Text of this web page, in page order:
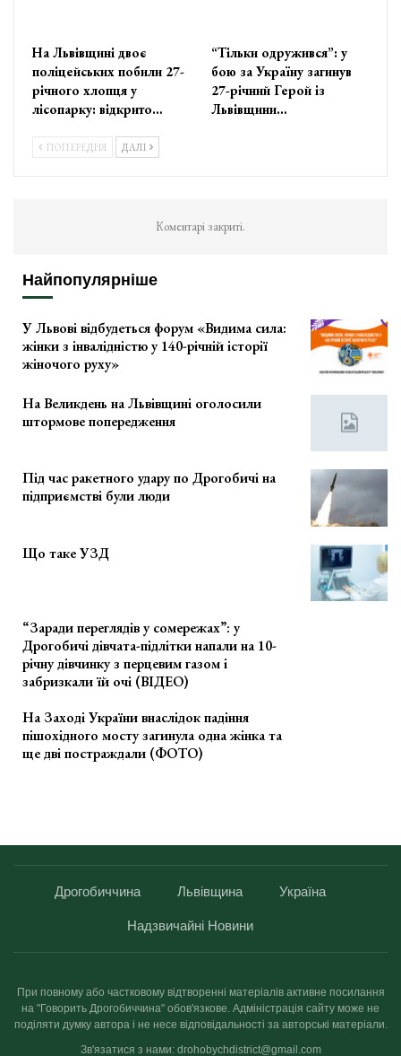
На Львівщині двоє
поліцейських побили 27-
річного хлопця у
лісопарку: відкрито…
“Тільки одружився”: у
бою за Україну загинув
27-річний Герой із
Львівщини…
ПОПЕРЕДНЯ ДАЛІ
Коментарі закриті.
Найпопулярніше
У Львові відбудеться форум «Видима сила:
жінки з інвалідністю у 140-річній історії
жіночого руху»
На Великдень на Львівщині оголосили
штормове попередження
Під час ракетного удару по Дрогобичі на
підприємстві були люди
Що таке УЗД
“Заради переглядів у сомережах”: у
Дрогобичі дівчата-підлітки напали на 10-
річну дівчинку з перцевим газом і
забризкали їй очі (ВІДЕО)
На Заході України внаслідок падіння
пішохідного мосту загинула одна жінка та
ще дві постраждали (ФОТО)
Дрогобиччина Львівщина Україна
Надзвичайні Новини
При повному або частковому відтворенні матеріалів активне посилання
на "Говорить Дрогобиччина" обов'язкове. Адміністрація сайту може не
поділяти думку автора і не несе відповідальності за авторські матеріали.
Зв'язатися з нами: drohobychdistrict@gmail.com